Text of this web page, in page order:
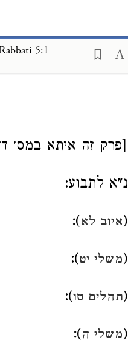
5:1
[פרק זה איתא במס׳
נ"א לתבוע:
(איוב לא):
(משלי יט):
(תהלים טו):
(משלי ה):